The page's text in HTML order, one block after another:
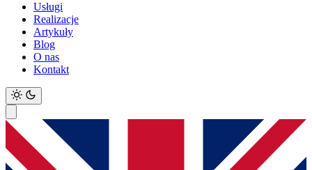
Usługi
Realizacje
Artykuły
Blog
O nas
Kontakt